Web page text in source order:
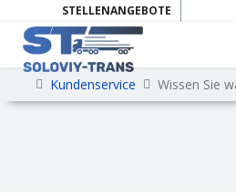
STELLENANGEBOTE
KONTAKTE
Kundenservice Wissen Sie